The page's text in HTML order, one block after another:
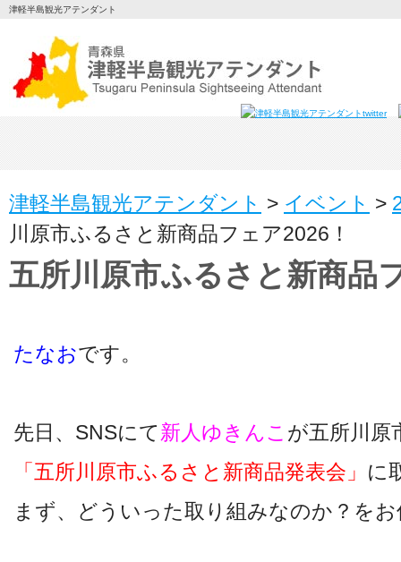
津軽半島観光アテンダント
津軽半島観光アテンダント > イベント >
川原市ふるさと新商品フェア2026！
五所川原市ふるさと新商品
たなおです。
先日、SNSにて新人ゆきんこ が五所川原
「五所川原市ふるさと新商品発表会」 に
まず、どういった取り組みなのか？を